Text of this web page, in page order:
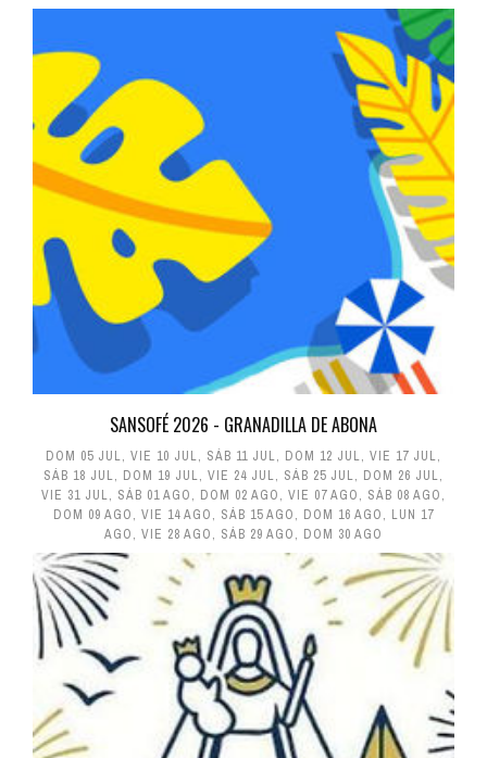
SANSOFÉ 2026 - GRANADILLA DE ABONA
DOM 05 JUL, VIE 10 JUL, SÁB 11 JUL, DOM 12 JUL, VIE 17 JUL,
SÁB 18 JUL, DOM 19 JUL, VIE 24 JUL, SÁB 25 JUL, DOM 26 JUL,
VIE 31 JUL, SÁB 01 AGO, DOM 02 AGO, VIE 07 AGO, SÁB 08 AGO,
DOM 09 AGO, VIE 14 AGO, SÁB 15 AGO, DOM 16 AGO, LUN 17
AGO, VIE 28 AGO, SÁB 29 AGO, DOM 30 AGO